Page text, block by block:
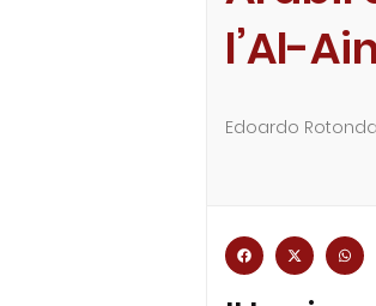
l’Al-
Edoardo